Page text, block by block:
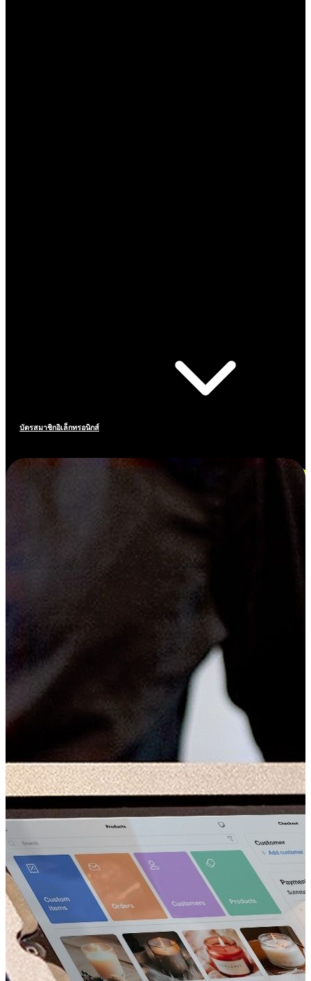
บัตรสมาชิกอิเล็กทรอนิกส์